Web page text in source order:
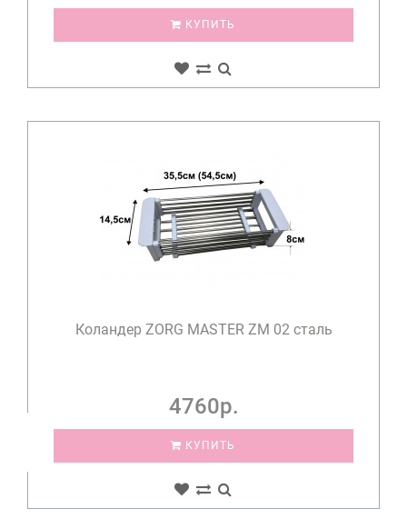
КУПИТЬ
Коландер ZORG MASTER ZM 02 сталь
4760р.
КУПИТЬ